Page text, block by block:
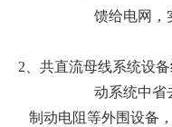
馈给电网，
2、共直流母线系统设
动系统中省
制动电阻等外围设备